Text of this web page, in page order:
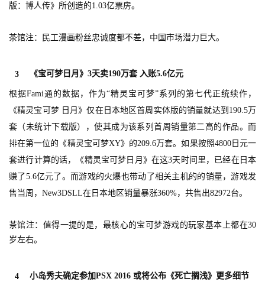
首
游
原
版：博人传》所创造的1.03亿票房。
茶馆注：民工漫画粉丝忠诚度都不差，中国市场潜力巨大。
3 《宝可梦日月》3天卖190万套 入账5.6亿元
根据Fami通的数据，作为“精灵宝可梦”系列的第七代正统续作，
《精灵宝可梦 日月》仅在日本地区首周实体版的销量就达到190.5万
套（未统计下载版），使其成为该系列首周销量第二高的作品。而
排在第一位的《精灵宝可梦XY》的209.6万套。如果按照4800日元一
套进行计算的话，《精灵宝可梦日月》在这3天时间里，已经在日本
赚了5.6亿元了。而游戏的火爆也带动了相关主机的的销量，游戏发
售当周，New3DSLL在日本地区销量暴涨360%，共售出82972台。
茶馆注：值得一提的是，最核心的宝可梦游戏的玩家基本上都在30
岁左右。
4 小岛秀夫确定参加PSX 2016 或将公布《死亡搁浅》更多细节